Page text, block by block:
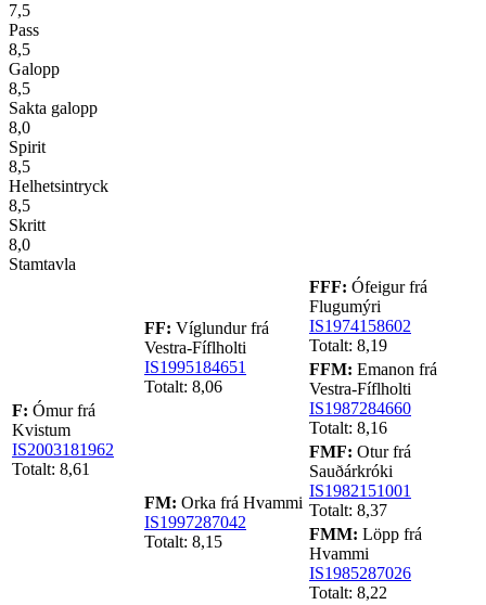
7,5
Pass
8,5
Galopp
8,5
Sakta galopp
8,0
Spirit
8,5
Helhetsintryck
8,5
Skritt
8,0
Stamtavla
F: Ómur frá
Kvistum
IS2003181962
Totalt: 8,61
FF: Víglundur frá
Vestra-Fíflholti
IS1995184651
Totalt: 8,06
FFF: Ófeigur frá
Flugumýri
IS1974158602
Totalt: 8,19
FFM: Emanon frá
Vestra-Fíflholti
IS1987284660
Totalt: 8,16
FM: Orka frá Hvammi
IS1997287042
Totalt: 8,15
FMF: Otur frá
Sauðárkróki
IS1982151001
Totalt: 8,37
FMM: Löpp frá
Hvammi
IS1985287026
Totalt: 8,22